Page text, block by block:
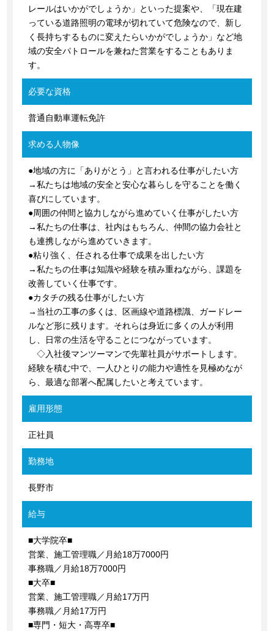
レールはいかがでしょうか」といった提案や、「現在建
っている道路照明の電球が切れていて危険なので、新し
く長持ちするものに変えたらいかがでしょうか」など地
域の安全パトロールを兼ねた営業をすることもありま
す。
必要な資格
普通自動車運転免許
求める人物像
●地域の方に「ありがとう」と言われる仕事がしたい方
→私たちは地域の安全と安心な暮らしを守ることを働く
喜びにしています。
●周囲の仲間と協力しながら進めていく仕事がしたい方
→私たちの仕事は、社内はもちろん、仲間の協力会社と
も連携しながら進めていきます。
●粘り強く、任される仕事で成果を出したい方
→私たちの仕事は知識や経験を積み重ねながら、課題を
改善していく仕事です。
●カタチの残る仕事がしたい方
→当社の工事の多くは、区画線や道路標識、ガードレー
ルなど形に残ります。それらは身近に多くの人が利用
し、日常の生活を守ることにつながっています。
◇入社後マンツーマンで先輩社員がサポートします。
経験を積む中で、一人ひとりの能力や適性を見極めなが
ら、最適な部署へ配属したいと考えています。
雇用形態
正社員
勤務地
長野市
給与
■大学院卒■
営業、施工管理職／月給18万7000円
事務職／月給18万7000円
■大卒■
営業、施工管理職／月給17万円
事務職／月給17万円
■専門・短大・高専卒■